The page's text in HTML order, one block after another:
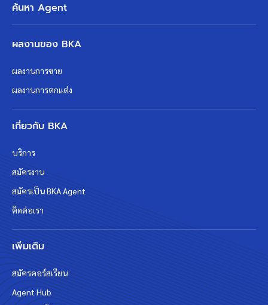
ค้นหา Agent
ผลงานของ BKA
ผลงานการขาย
ผลงานการตกแต่ง
เกี่ยวกับ BKA
บริการ
สมัครงาน
สมัครเป็น BKA Agent
ติดต่อเรา
เพิ่มเติม
สมัครคอร์สเรียน
Agent Hub